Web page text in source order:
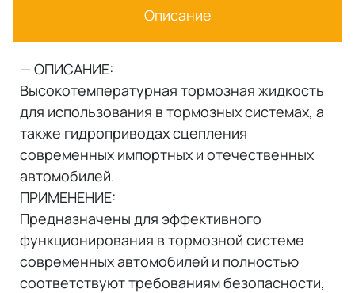
Описание
— ОПИСАНИЕ:
Высокотемпературная тормозная жидкость
для использования в тормозных системах, а
также гидроприводах сцепления
современных импортных и отечественных
автомобилей.
ПРИМЕНЕНИЕ:
Предназначены для эффективного
функционирования в тормозной системе
современных автомобилей и полностью
соответствуют требованиям безопасности,